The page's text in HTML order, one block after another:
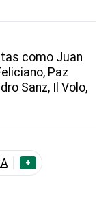
como Juan
Paz
Sanz, Il Volo,
+